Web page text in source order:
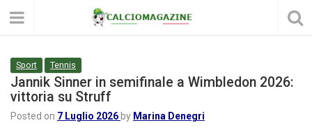
Sport Tennis
Jannik Sinner in semifinale a Wimbledon 2026:
vittoria su Struff
Posted on 7 Luglio 2026 by Marina Denegri